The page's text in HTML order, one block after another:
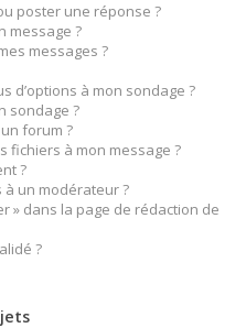
poster une réponse ?
message ?
messages ?
d’options à mon sondage ?
sondage ?
forum ?
fichiers à mon message ?
?
un modérateur ?
» dans la page de rédaction de
?